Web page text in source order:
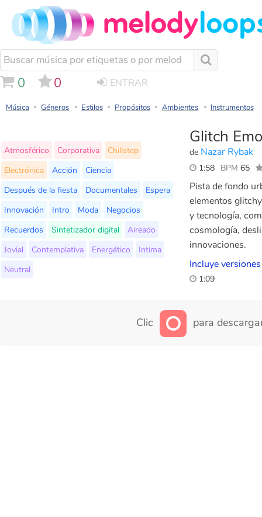
0 0 ENTRAR
Música Géneros Estilos Propósitos Ambientes Instrumentos
Glitch
de Nazar Rybak
1:58 BPM 65
Atmosférico Corporativa
Chillstep
Electrónica
Acción
Ciencia
Después de la fiesta
Documentales
Espera
Innovación
Intro Moda
Negocios
Recuerdos
Sintetizador digital
Aireado
Jovial
Contemplativa Energético
Intima
Neutral
Pista de fondo
elementos
y tecnología,
cosmología,
innovaciones.
Incluye
1:09
Clic para